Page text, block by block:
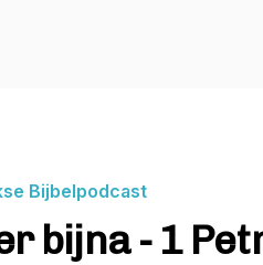
Bijbelpodcast
bijna - 1